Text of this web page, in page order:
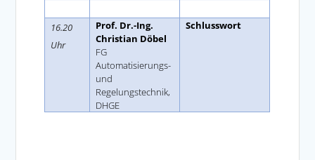
16.20
Uhr
Prof. Dr.-Ing.
Christian Döbel
FG
Automatisierungs-
und
Regelungstechnik,
DHGE
Schlusswort